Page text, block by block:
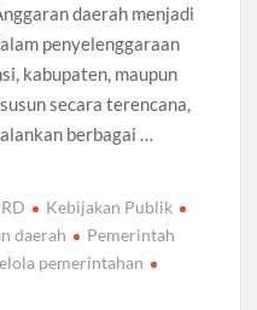
daerah menjadi
penyelenggaraan
kabupaten, maupun
secara terencana,
berbagai …
Kebijakan Publik
daerah
Pemerintah
pemerintahan